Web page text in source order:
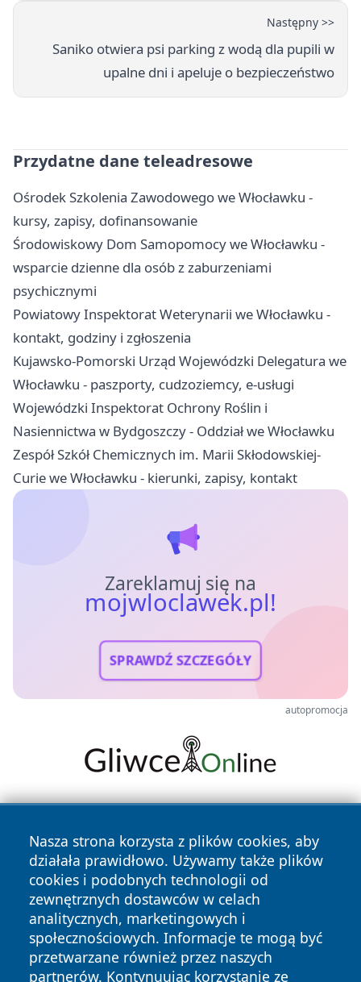
Następny >>
Saniko otwiera psi parking z wodą dla pupili w
upalne dni i apeluje o bezpieczeństwo
Przydatne dane teleadresowe
Ośrodek Szkolenia Zawodowego we Włocławku -
kursy, zapisy, dofinansowanie
Środowiskowy Dom Samopomocy we Włocławku -
wsparcie dzienne dla osób z zaburzeniami
psychicznymi
Powiatowy Inspektorat Weterynarii we Włocławku -
kontakt, godziny i zgłoszenia
Kujawsko-Pomorski Urząd Wojewódzki Delegatura we
Włocławku - paszporty, cudzoziemcy, e-usługi
Wojewódzki Inspektorat Ochrony Roślin i
Nasiennictwa w Bydgoszczy - Oddział we Włocławku
Zespół Szkół Chemicznych im. Marii Skłodowskiej-
Curie we Włocławku - kierunki, zapisy, kontakt
Zareklamuj się na
mojwloclawek.pl!
SPRAWDŹ SZCZEGÓŁY
autopromocja
Nasza strona korzysta z plików cookies, aby
działała prawidłowo. Używamy także plików
cookies i podobnych technologii od
zewnętrznych dostawców w celach
analitycznych, marketingowych i
społecznościowych. Informacje te mogą być
przetwarzane również przez naszych
partnerów. Kontynuując korzystanie ze
Copyright © 2026 mojwloclawek.pl Wszystkie prawa
zastrzeżone.
Polityka Polityka